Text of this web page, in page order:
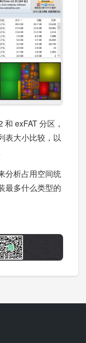
exFAT 分区，
表大小比较，以
分析占用空间统
最多什么类型的